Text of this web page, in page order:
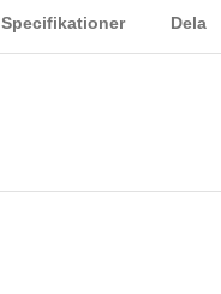
Specifikationer Dela